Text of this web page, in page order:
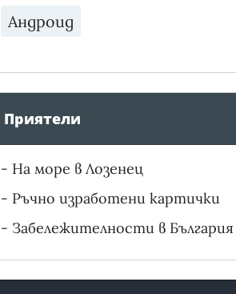
Андроид
Приятели
- На море в Лозенец
- Ръчно изработени картички
- Забележителности в България